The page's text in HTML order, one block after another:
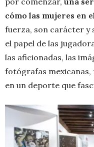
cómo las mujeres en
fuerza, son carácter y
el papel de las
las aficionadas, las
fotógrafas mexicanas,
en un deporte que